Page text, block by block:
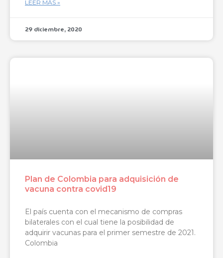
LEER MÁS »
29 diciembre, 2020
Plan de Colombia para adquisición de
vacuna contra covid19
El país cuenta con el mecanismo de compras
bilaterales con el cual tiene la posibilidad de
adquirir vacunas para el primer semestre de 2021.
Colombia